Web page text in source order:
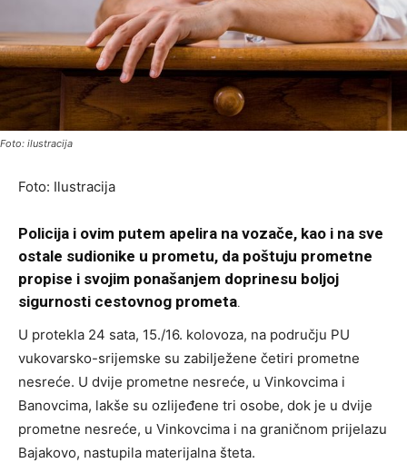
Foto: ilustracija
Foto: Ilustracija
Policija i ovim putem apelira na vozače, kao i na sve
ostale sudionike u prometu, da poštuju prometne
propise i svojim ponašanjem doprinesu boljoj
sigurnosti cestovnog prometa.
U protekla 24 sata, 15./16. kolovoza, na području PU
vukovarsko-srijemske su zabilježene četiri prometne
nesreće. U dvije prometne nesreće, u Vinkovcima i
Banovcima, lakše su ozlijeđene tri osobe, dok je u dvije
prometne nesreće, u Vinkovcima i na graničnom prijelazu
Bajakovo, nastupila materijalna šteta.